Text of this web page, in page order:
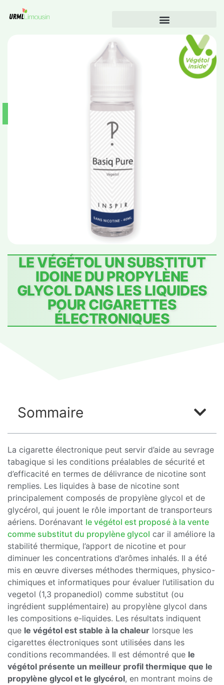
LE VÉGÉTOL UN SUBSTITUT
IDOINE DU PROPYLÈNE
GLYCOL DANS LES LIQUIDES
POUR CIGARETTES
ÉLECTRONIQUES
Sommaire
La cigarette électronique peut servir d’aide au sevrage
tabagique si les conditions préalables de sécurité et
d’efficacité en termes de délivrance de nicotine sont
remplies. Les liquides à base de nicotine sont
principalement composés de propylène glycol et de
glycérol, qui jouent le rôle important de transporteurs
aériens. Dorénavant le végétol est proposé à la vente
comme substitut du propylène glycol car il améliore la
stabilité thermique, l’apport de nicotine et pour
diminuer les concentrations d’arômes inhalés. Il a été
mis en œuvre diverses méthodes thermiques, physico-
chimiques et informatiques pour évaluer l’utilisation du
vegetol (1,3 propanediol) comme substitut (ou
ingrédient supplémentaire) au propylène glycol dans
les compositions e-liquides. Les résultats indiquent
que le végétol est stable à la chaleur lorsque les
cigarettes électroniques sont utilisées dans les
conditions recommandées. Il est démontré que le
végétol présente un meilleur profil thermique que le
propylène glycol et le glycérol, en montrant moins de